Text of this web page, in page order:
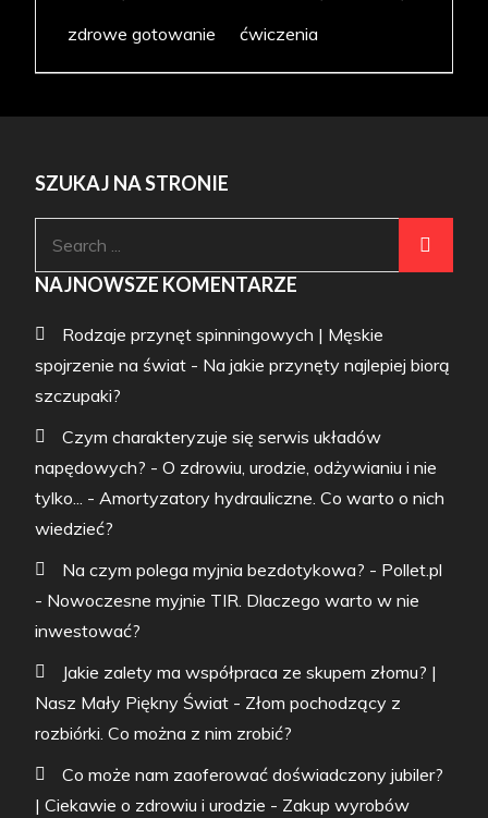
zdrowe gotowanie
ćwiczenia
SZUKAJ NA STRONIE
NAJNOWSZE KOMENTARZE
Rodzaje przynęt spinningowych | Męskie
spojrzenie na świat - Na jakie przynęty najlepiej biorą
szczupaki?
Czym charakteryzuje się serwis układów
napędowych? - O zdrowiu, urodzie, odżywianiu i nie
tylko...
- Amortyzatory hydrauliczne. Co warto o nich
wiedzieć?
Na czym polega myjnia bezdotykowa? - Pollet.pl
- Nowoczesne myjnie TIR. Dlaczego warto w nie
inwestować?
Jakie zalety ma współpraca ze skupem złomu? |
Nasz Mały Piękny Świat - Złom pochodzący z
rozbiórki. Co można z nim zrobić?
Co może nam zaoferować doświadczony jubiler?
| Ciekawie o zdrowiu i urodzie - Zakup wyrobów